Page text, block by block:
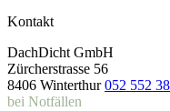
Kontakt
DachDicht GmbH
Zürcherstrasse 56
8406 Winterthur 052 552
bei Notfällen